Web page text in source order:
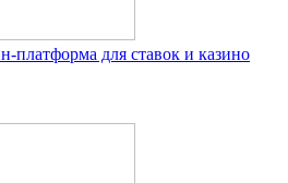
платформа для ставок и казино